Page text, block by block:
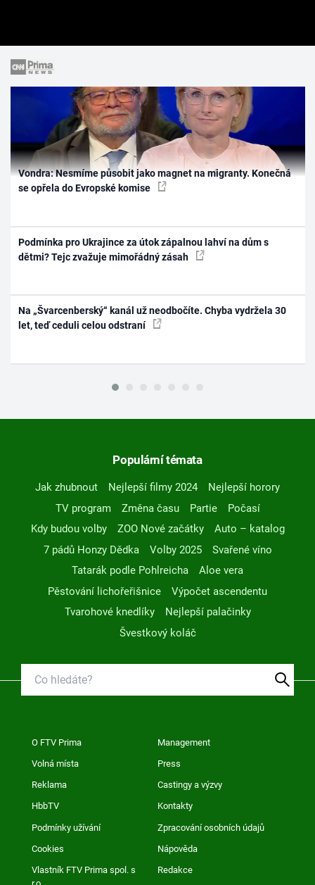
Vondra: Nesmíme působit jako magnet na migranty. Konečná
se opřela do Evropské komise
Podmínka pro Ukrajince za útok zápalnou lahví na dům s
dětmi? Tejc zvažuje mimořádný zásah
Na „Švarcenberský“ kanál už neodbočíte. Chyba vydržela 30
let, teď ceduli celou odstraní
Populární témata
Jak zhubnout Nejlepší filmy 2024
Nejlepší horory
TV program
Změna času Partie
Počasí
Kdy budou volby
ZOO Nové začátky
Auto – katalog
7 pádů Honzy Dědka
Volby 2025
Svařené víno
Tatarák podle Pohlreicha
Aloe vera
Pěstování lichořeřišnice
Výpočet ascendentu
Tvarohové knedlíky
Nejlepší palačinky
Švestkový koláč
O FTV Prima Management
Volná místa Press
Reklama Castingy a výzvy
HbbTV Kontakty
Podmínky užívání Zpracování osobních údajů
Cookies Nápověda
Vlastník FTV Prima spol. s
Redakce